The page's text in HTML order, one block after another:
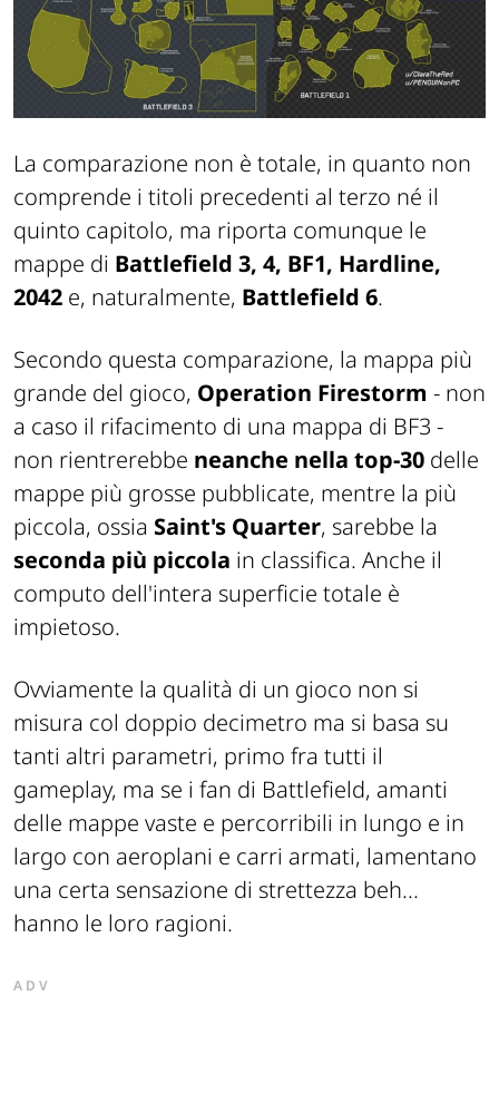
La comparazione non è totale, in quanto non
comprende i titoli precedenti al terzo né il
quinto capitolo, ma riporta comunque le
mappe di Battlefield 3, 4, BF1, Hardline,
2042 e, naturalmente, Battlefield 6.
Secondo questa comparazione, la mappa più
grande del gioco, Operation Firestorm - non
a caso il rifacimento di una mappa di BF3 -
non rientrerebbe neanche nella top-30 delle
mappe più grosse pubblicate, mentre la più
piccola, ossia Saint's Quarter, sarebbe la
seconda più piccola in classifica. Anche il
computo dell'intera superficie totale è
impietoso.
Ovviamente la qualità di un gioco non si
misura col doppio decimetro ma si basa su
tanti altri parametri, primo fra tutti il
gameplay, ma se i fan di Battlefield, amanti
delle mappe vaste e percorribili in lungo e in
largo con aeroplani e carri armati, lamentano
una certa sensazione di strettezza beh...
hanno le loro ragioni.
ADV